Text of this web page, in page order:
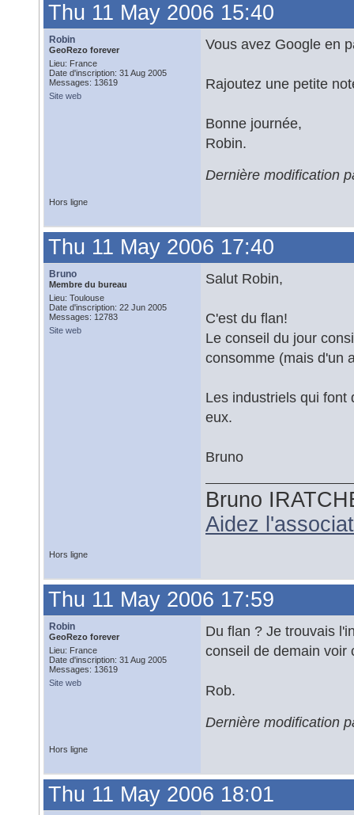
Thu 11 May 2006 15:40
Robin
GeoRezo forever
Lieu: France
Date d'inscription: 31 Aug 2005
Messages: 13619
Site web
Vous avez Google en
Rajoutez une petite
Bonne journée,
Robin.
Dernière modification
Hors ligne
Thu 11 May 2006 17:40
Bruno
Membre du bureau
Lieu: Toulouse
Date d'inscription: 22 Jun 2005
Messages: 12783
Site web
Salut Robin,
C'est du flan!
Le conseil du jour
consomme (mais d'un
Les industriels qui font
eux.
Bruno
Bruno
Aidez
Hors ligne
Thu 11 May 2006 17:59
Robin
GeoRezo forever
Lieu: France
Date d'inscription: 31 Aug 2005
Messages: 13619
Site web
Du flan ? Je trouvais
conseil de demain voir
Rob.
Dernière modification
Hors ligne
Thu 11 May 2006 18:01